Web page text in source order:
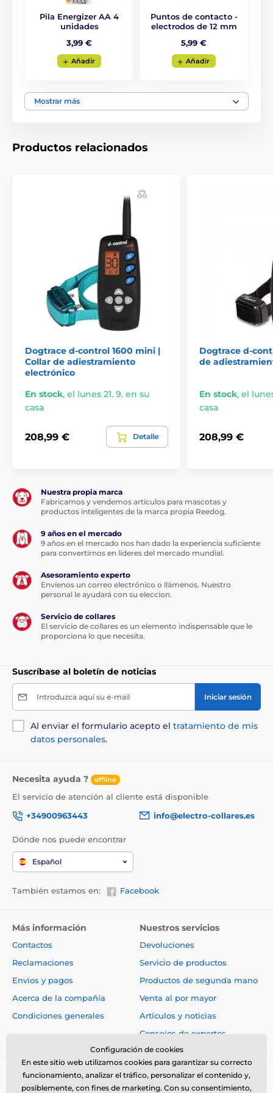
Al comprar un receptor adicional, con el
collar de adiestramiento Dogtrace D-
Control 1000 Mini se pueden entrenar
hasta 2 perros a la vez con un solo mando.
Pantalla
El mando incorpora unapantalla LCD
retroiluminada con indicación del nivel
collar resistente y de calidad
Al perro no le supone un
problema llevarlo y se mantiene bien en el cuello. La
Peso y dimensiones
Elmandotiene un ancho de 5,3 cm, una
altura de 11,9 cm, una profundidad de 2,8
cm (sin antena) y pesa 88 gramos. El
receptortiene un ancho de 4 cm, una altura de 6,1
cm, una profundidad de 3,1 cm y pesa 44 g.
previo aviso expreso. Las imágenes tienen
únicamente carácter ilustrativo.
El producto aparece en las categorías
Collares de adiestramiento
De 601 a 1000 metros Eléctricos
Para perros pequeños
Para perros de tamaño mediano
Para 2 perros
Pila Energizer AA 4
unidades
3,99 €
Aňadir
Puntos de contacto -
electrodos de 12 mm
5,99 €
Aňadir
Mostrar más
Productos relacionados
Dogtrace d-control 1600 mini |
Collar de adiestramiento
electrónico
En stock, el lunes 21. 9. en su
casa
208,99 € Detalle
Dogtrace d-
de
En stock, el
casa
208,99 €
Nuestra propia marca
Fabricamos y vendemos artículos para mascotas y
productos inteligentes de la marca propia Reedog.
9 años en el mercado
9 años en el mercado nos han dado la experiencia suficiente
para convertirnos en líderes del mercado mundial.
Asesoramiento experto
Envíenos un correo electrónico o llámenos. Nuestro
personal le ayudará con su eleccion.
Servicio de collares
El servicio de collares es un elemento indispensable que le
proporciona lo que necesita.
Suscríbase al boletín de noticias
Introduzca aquí su e-mail Iniciar sesión
Al enviar el formulario acepto el tratamiento de mis
datos personales.
Necesita ayuda ? offline
El servicio de atención al cliente está disponible
+34900963443
info@electro-collares.es
Dónde nos puede encontrar
Español
También estamos en: Facebook
Más información
Contactos
Reclamaciones
Envíos y pagos
Acerca de la compañía
Condiciones generales
Nuestros servicios
Devoluciones
Servicio de productos
Productos de segunda mano
Venta al por mayor
Artículos y noticias
Consejos de expertos
Configuración de cookies
En este sitio web utilizamos cookies para garantizar su correcto
funcionamiento, analizar el tráfico, personalizar el contenido y,
posiblemente, con fines de marketing. Con su consentimiento,